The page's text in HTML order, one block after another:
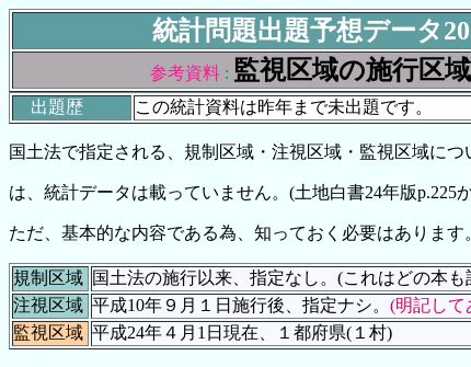
統計問題出題予想データ
参考資料 : 監視区域の施行区
出題歴 この統計資料は昨年まで未出題です。
国土法で指定される、規制区域・注視区域・監視区域につ
は、統計データは載っていません。(土地白書24年版p.225
ただ、基本的な内容である為、知っておく必要はあります
規制区域 国土法の施行以来、指定なし。(これはどの本も
注視区域 平成10年９月１日施行後、指定ナシ。 (明記して
監視区域 平成24年４月1日現在、１都府県(１村)